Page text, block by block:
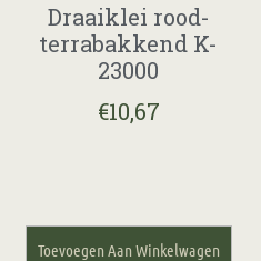
Draaiklei rood-
terrabakkend K-
23000
€10,67
Toevoegen Aan Winkelwagen